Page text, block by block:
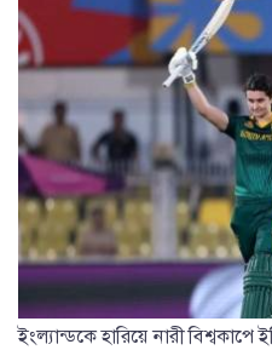
ইংল্যান্ডকে হারিয়ে নারী বিশ্বকাপে